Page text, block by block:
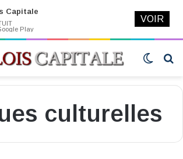
Switch
culturelles
Capitale
Play
VOIR